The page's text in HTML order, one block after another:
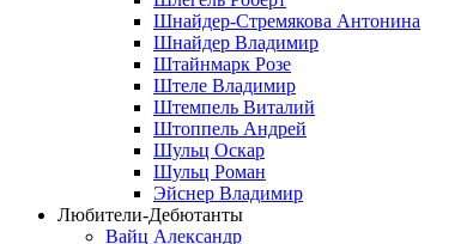
Шнайдер-Стремякова Антонина
Шнайдер Владимир
Штайнмарк Розe
Штеле Владимир
Штемпель Виталий
Штоппель Андрей
Шульц Оскар
Шульц Роман
Эйснер Владимир
Любители-Дебютанты
Вайц Александр